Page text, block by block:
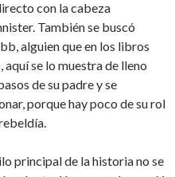
con la cabeza
También se buscó
alguien que en los libros
se lo muestra de lleno
de su padre y se
porque hay poco de su rol
principal de la historia no se